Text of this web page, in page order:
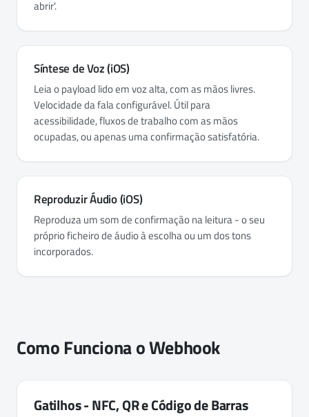
abrir'.
Síntese de Voz (iOS)
Leia o payload lido em voz alta, com as mãos livres.
Velocidade da fala configurável. Útil para
acessibilidade, fluxos de trabalho com as mãos
ocupadas, ou apenas uma confirmação satisfatória.
Reproduzir Áudio (iOS)
Reproduza um som de confirmação na leitura - o seu
próprio ficheiro de áudio à escolha ou um dos tons
incorporados.
Como Funciona o Webhook
Gatilhos - NFC, QR e Código de Barras